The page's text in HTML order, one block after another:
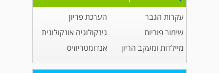
עקרות הגבר
הערכת פריון
שימור פוריות
גינקולוגיה אונקולוגית
מיילדות ומעקב הריון
אנדומטריוזיס